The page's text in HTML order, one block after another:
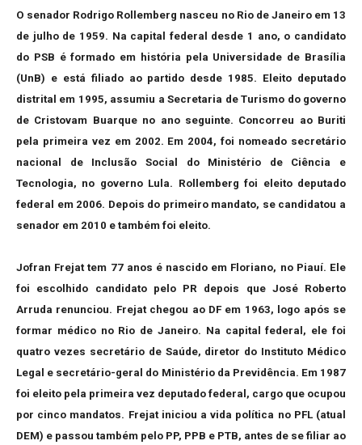
O senador Rodrigo Rollemberg nasceu no Rio de Janeiro em 13
de julho de 1959. Na capital federal desde 1 ano, o candidato
do PSB é formado em história pela Universidade de Brasília
(UnB) e está filiado ao partido desde 1985. Eleito deputado
distrital em 1995, assumiu a Secretaria de Turismo do governo
de Cristovam Buarque no ano seguinte. Concorreu ao Buriti
pela primeira vez em 2002. Em 2004, foi nomeado secretário
nacional de Inclusão Social do Ministério de Ciência e
Tecnologia, no governo Lula. Rollemberg foi eleito deputado
federal em 2006. Depois do primeiro mandato, se candidatou a
senador em 2010 e também foi eleito.
Jofran Frejat tem 77 anos é nascido em Floriano, no Piauí. Ele
foi escolhido candidato pelo PR depois que José Roberto
Arruda renunciou. Frejat chegou ao DF em 1963, logo após se
formar médico no Rio de Janeiro. Na capital federal, ele foi
quatro vezes secretário de Saúde, diretor do Instituto Médico
Legal e secretário-geral do Ministério da Previdência. Em 1987
foi eleito pela primeira vez deputado federal, cargo que ocupou
por cinco mandatos. Frejat iniciou a vida política no PFL (atual
DEM) e passou também pelo PP, PPB e PTB, antes de se filiar ao